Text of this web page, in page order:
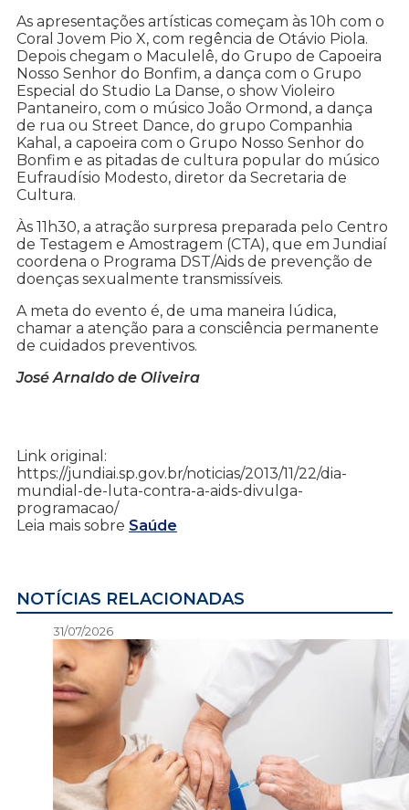
As apresentações artísticas começam às 10h com o
Coral Jovem Pio X, com regência de Otávio Piola.
Depois chegam o Maculelê, do Grupo de Capoeira
Nosso Senhor do Bonfim, a dança com o Grupo
Especial do Studio La Danse, o show Violeiro
Pantaneiro, com o músico João Ormond, a dança
de rua ou Street Dance, do grupo Companhia
Kahal, a capoeira com o Grupo Nosso Senhor do
Bonfim e as pitadas de cultura popular do músico
Eufraudísio Modesto, diretor da Secretaria de
Cultura.
Às 11h30, a atração surpresa preparada pelo Centro
de Testagem e Amostragem (CTA), que em Jundiaí
coordena o Programa DST/Aids de prevenção de
doenças sexualmente transmissíveis.
A meta do evento é, de uma maneira lúdica,
chamar a atenção para a consciência permanente
de cuidados preventivos.
José Arnaldo de Oliveira
Link original:
https://jundiai.sp.gov.br/noticias/2013/11/22/dia-
mundial-de-luta-contra-a-aids-divulga-
programacao/
Leia mais sobre Saúde
NOTÍCIAS RELACIONADAS
31/07/2026